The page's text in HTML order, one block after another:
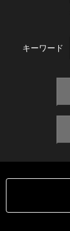
キーワード